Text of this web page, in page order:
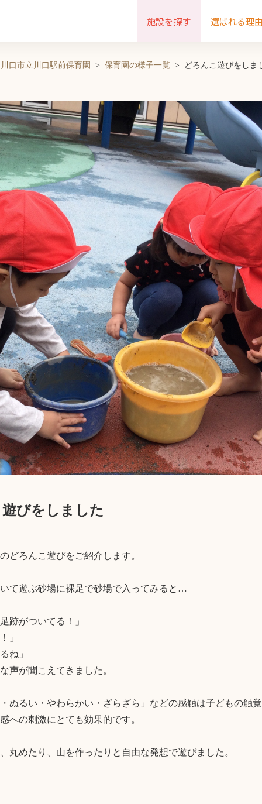
施設を探す 選ばれる理由
川口市立川口駅前保育園 保育園の様子一覧 どろんこ遊びをしま
びをしました
どろんこ遊びをご紹介します。
て遊ぶ砂場に裸足で砂場で入ってみると…
跡がついてる！」
」
ね」
声が聞こえてきました。
ぬるい・やわらかい・ざらざら」などの感触は子どもの触
への刺激にとても効果的です。
丸めたり、山を作ったりと自由な発想で遊びました。